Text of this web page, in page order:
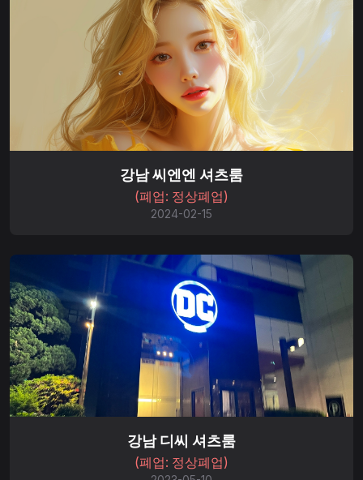
강남 씨엔엔 셔츠룸
(폐업: 정상폐업)
2024-02-15
강남 디씨 셔츠룸
(폐업: 정상폐업)